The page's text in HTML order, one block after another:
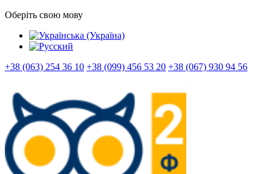
Оберіть свою мову
+38 (063) 254 36 10 +38 (099) 456 53 20 +38 (067) 930 94 56